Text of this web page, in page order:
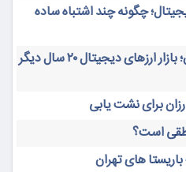
چگونه چند اشتباه ساده
پشت پرده آینده اقتصاد جهان؛ بازار ارزهای دیجیتال ۲۰ سال دیگر
برای نشت یابی
است؟
های تهران